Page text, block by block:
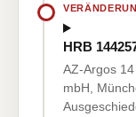
HRB
AZ-Argos
mbH,